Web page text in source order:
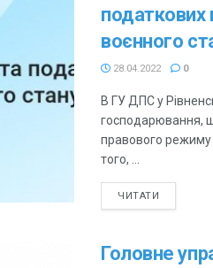
податкових
воєнного
28.04.2022 0
В ГУ ДПС у
господарювання,
правового режиму
того, ...
ЧИТАТИ
Головне